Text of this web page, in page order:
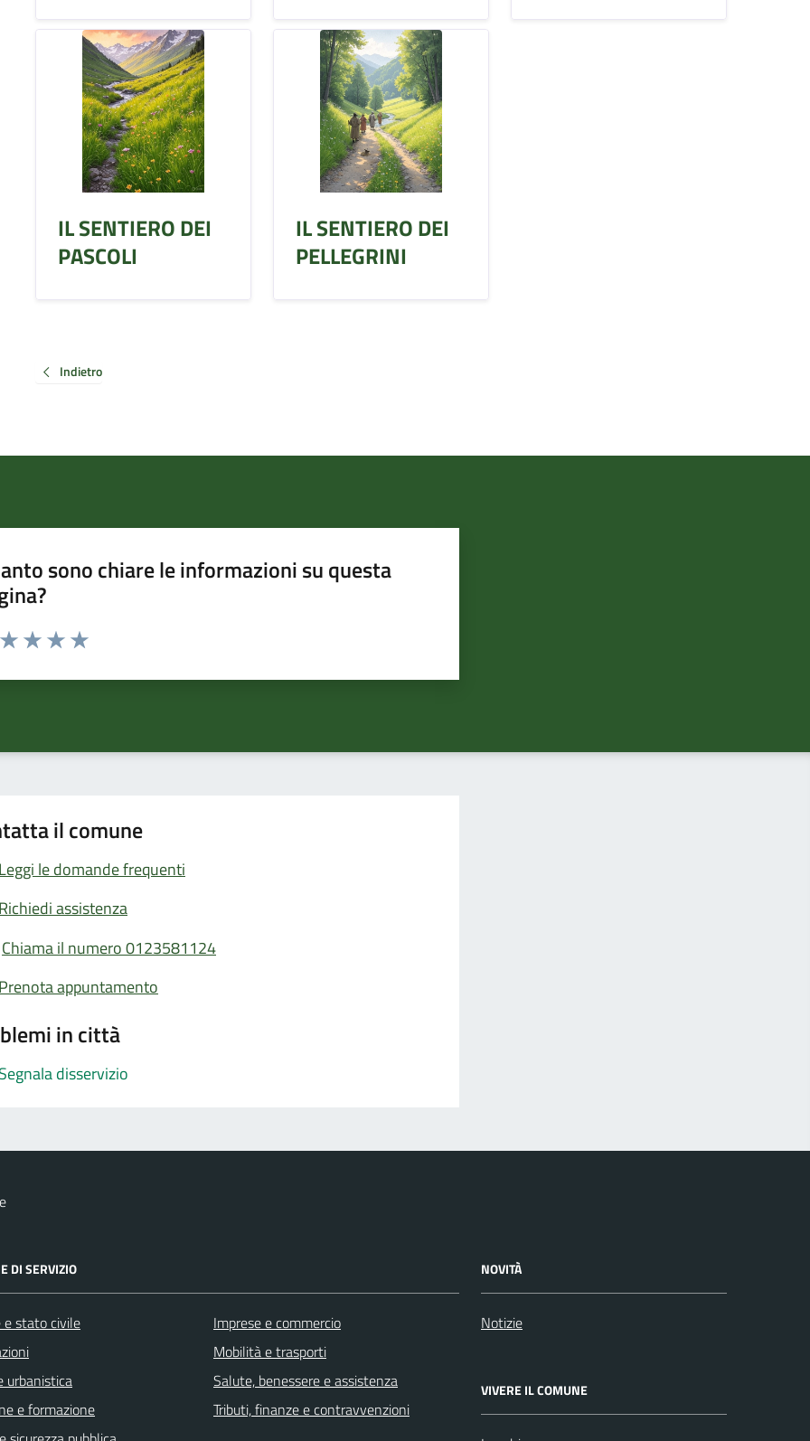
IL SENTIERO DEI
PASCOLI
IL SENTIERO DEI
PELLEGRINI
Indietro
sono chiare le informazioni su questa
da 1 a 5 stelle la pagina
il comune
Leggi le domande frequenti
Richiedi assistenza
Chiama il numero 0123581124
Prenota appuntamento
in città
Segnala disservizio
DI SERVIZIO
e stato civile
urbanistica
e formazione
Imprese e commercio
Mobilità e trasporti
Salute, benessere e assistenza
Tributi, finanze e contravvenzioni
NOVITÀ
Notizie
VIVERE IL COMUNE